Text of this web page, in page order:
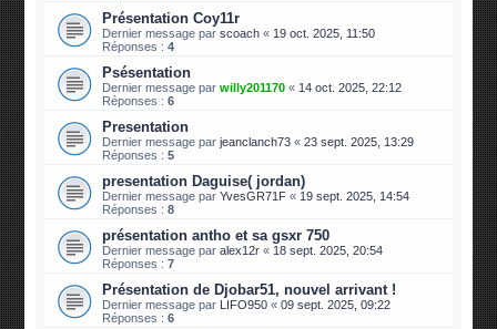
Présentation Coy11r
Dernier message parscoach « 19 oct. 2025, 11:50
Réponses :4
Psésentation
Dernier message parwilly201170 « 14 oct. 2025, 22:12
Réponses :6
Presentation
Dernier message parjeanclanch73 «23 sept. 2025, 13:29
Réponses :5
presentation Daguise( jordan)
Dernier message parYvesGR71F « 19 sept. 2025, 14:54
Réponses :8
présentation antho et sa gsxr 750
Dernier message paralex12r « 18 sept. 2025, 20:54
Réponses :7
Présentation de Djobar51, nouvel arrivant !
Dernier message par LIFO950 «09 sept. 2025, 09:22
Réponses :6